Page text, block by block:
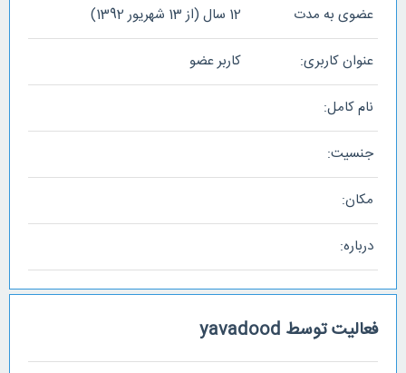
عضوی به مدت 12 سال (از 13 شهریور 1392)
عنوان کاربری: کاربر عضو
نام کامل:
جنسیت:
مکان:
درباره:
فعالیت توسط yavadood